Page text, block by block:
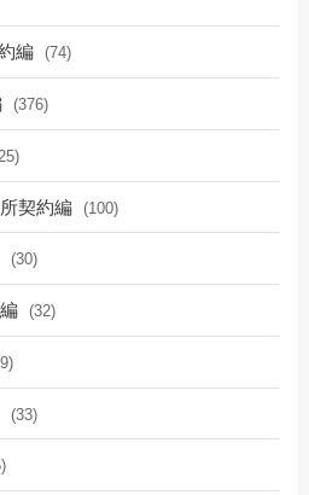
編 (74)
(376)
契約編 (100)
(30)
(32)
(33)